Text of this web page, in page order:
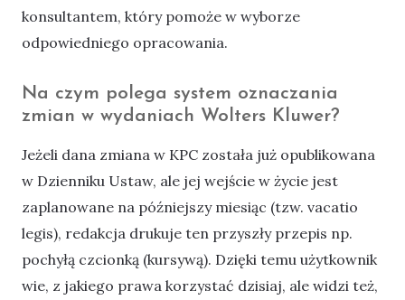
konsultantem, który pomoże w wyborze
odpowiedniego opracowania.
Na czym polega system oznaczania
zmian w wydaniach Wolters Kluwer?
Jeżeli dana zmiana w KPC została już opublikowana
w Dzienniku Ustaw, ale jej wejście w życie jest
zaplanowane na późniejszy miesiąc (tzw. vacatio
legis), redakcja drukuje ten przyszły przepis np.
pochyłą czcionką (kursywą). Dzięki temu użytkownik
wie, z jakiego prawa korzystać dzisiaj, ale widzi też,